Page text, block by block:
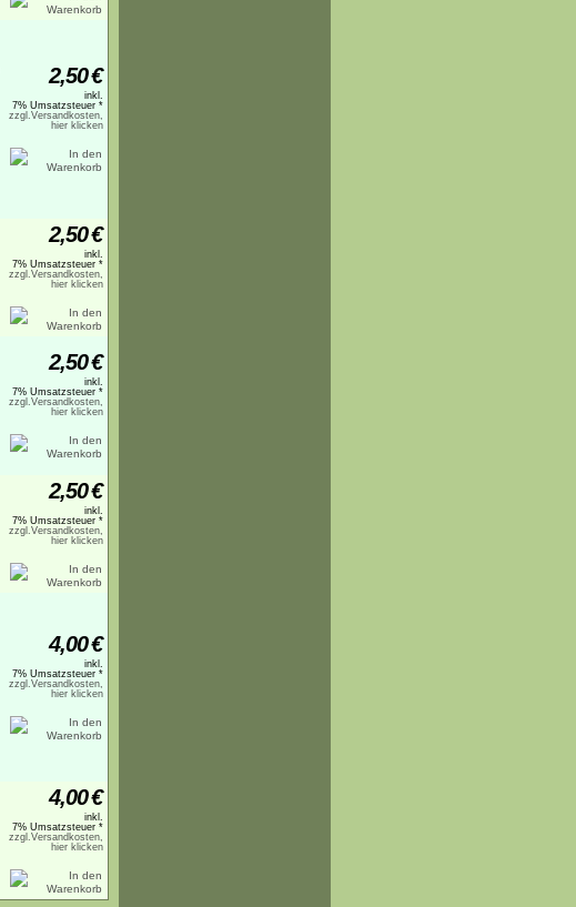
2,50€
inkl.
7% Umsatzsteuer *
zzgl.Versandkosten,
hier klicken
2,50€
inkl.
7% Umsatzsteuer *
zzgl.Versandkosten,
hier klicken
2,50€
inkl.
7% Umsatzsteuer *
zzgl.Versandkosten,
hier klicken
2,50€
inkl.
7% Umsatzsteuer *
zzgl.Versandkosten,
hier klicken
4,00€
inkl.
7% Umsatzsteuer *
zzgl.Versandkosten,
hier klicken
4,00€
inkl.
7% Umsatzsteuer *
zzgl.Versandkosten,
hier klicken